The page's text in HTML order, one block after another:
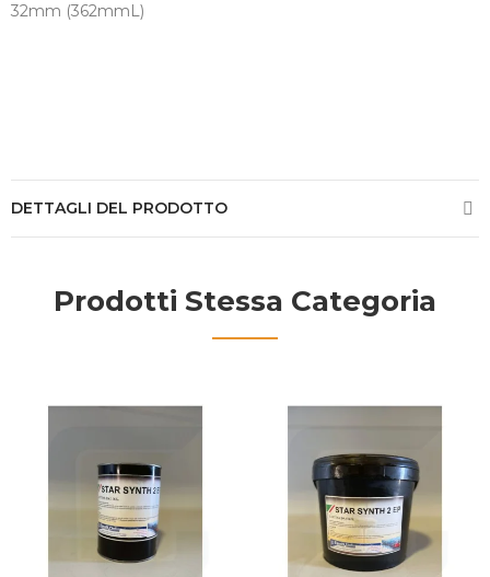
32mm (362mmL)
DETTAGLI DEL PRODOTTO
Prodotti Stessa Categoria